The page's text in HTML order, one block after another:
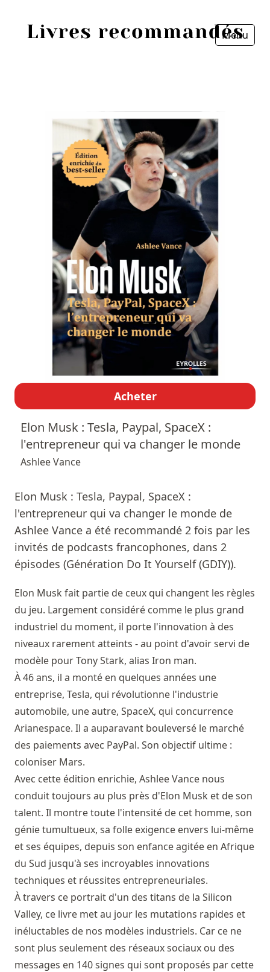
Menu
Acheter
Elon Musk : Tesla, Paypal, SpaceX :
l'entrepreneur qui va changer le monde
Ashlee Vance
Elon Musk : Tesla, Paypal, SpaceX :
l'entrepreneur qui va changer le monde de
Ashlee Vance a été recommandé 2 fois par les
invités de podcasts francophones, dans 2
épisodes (Génération Do It Yourself (GDIY)).
Elon Musk fait partie de ceux qui changent les règles
du jeu. Largement considéré comme le plus grand
industriel du moment, il porte l'innovation à des
niveaux rarement atteints - au point d'avoir servi de
modèle pour Tony Stark, alias Iron man.
À 46 ans, il a monté en quelques années une
entreprise, Tesla, qui révolutionne l'industrie
automobile, une autre, SpaceX, qui concurrence
Arianespace. Il a auparavant bouleversé le marché
des paiements avec PayPal. Son objectif ultime :
coloniser Mars.
Avec cette édition enrichie, Ashlee Vance nous
conduit toujours au plus près d'Elon Musk et de son
talent. Il montre toute l'intensité de cet homme, son
génie tumultueux, sa folle exigence envers lui-même
et ses équipes, depuis son enfance agitée en Afrique
du Sud jusqu'à ses incroyables innovations
techniques et réussites entrepreneuriales.
À travers ce portrait d'un des titans de la Silicon
Valley, ce livre met au jour les mutations rapides et
inéluctables de nos modèles industriels. Car ce ne
sont plus seulement des réseaux sociaux ou des
messages en 140 signes qui sont proposés par cette
Personnes
Livres les plus recommandés
Prix littéraires
Fermer